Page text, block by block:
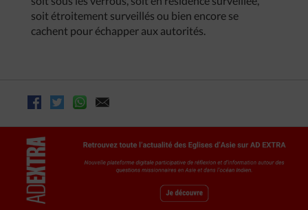
soit étroitement surveillés ou bien encore se
cachent pour échapper aux autorités.